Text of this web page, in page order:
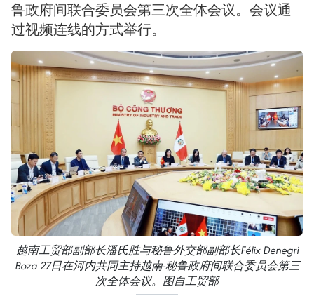
鲁政府间联合委员会第三次全体会议。会议通
过视频连线的方式举行。
越南工贸部副部长潘氏胜与秘鲁外交部副部长Félix Denegri
Boza 27日在河内共同主持越南-秘鲁政府间联合委员会第三
次全体会议。图自工贸部